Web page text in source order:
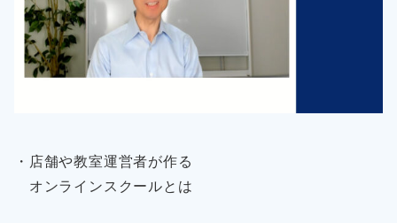
・店舗や教室運営者が作る
オンラインスクールとは